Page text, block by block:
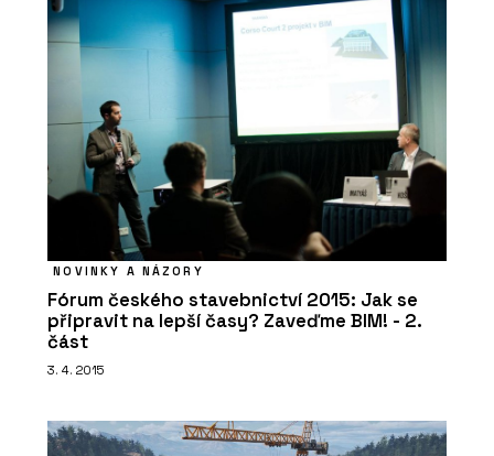
NOVINKY A NÁZORY
Fórum českého stavebnictví 2015: Jak se
připravit na lepší časy? Zaveďme BIM! - 2.
část
3. 4. 2015